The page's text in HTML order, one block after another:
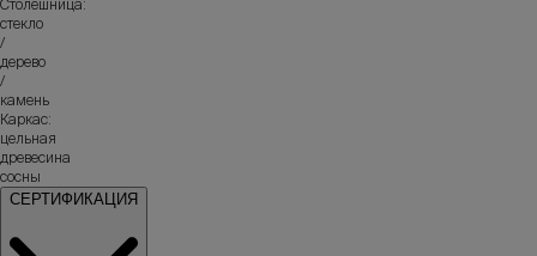
Столешница:
стекло
/
дерево
/
камень
Каркас:
цельная
древесина
сосны
СЕРТИФИКАЦИЯ